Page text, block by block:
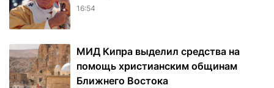
16:54
МИД Кипра выделил средства на
помощь христианским общинам
Ближнего Востока